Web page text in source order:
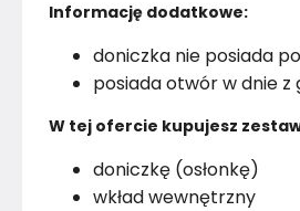
Informację dodatkowe:
doniczka nie posiada
posiada otwór w dnie
W tej ofercie kupujesz
doniczkę (osłonkę)
wkład wewnętrzny